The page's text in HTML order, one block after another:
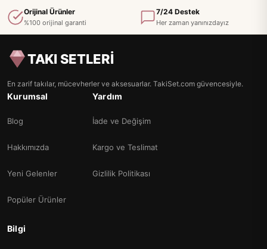
Orijinal Ürünler
%100 orijinal garanti
7/24 Destek
Her zaman yanınızdayız
TAKI SETLERİ
En zarif takılar, mücevherler ve aksesuarlar. TakiSet.com güvencesiyle.
Kurumsal
Blog
Hakkımızda
Yeni Gelenler
Popüler Ürünler
Yardım
İade ve Değişim
Kargo ve Teslimat
Gizlilik Politikası
Bilgi